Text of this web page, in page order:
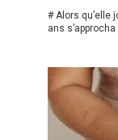
# Alors qu’elle
ans s’approcha